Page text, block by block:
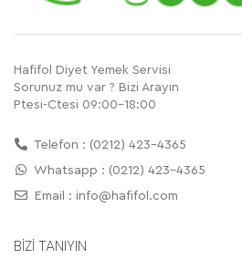
Hafifol Diyet Yemek Servisi
Sorunuz mu var ? Bizi Arayın
Ptesi-Ctesi 09:00-18:00
Telefon : (0212) 423-4365
Whatsapp : (0212) 423-4365
Email : info@hafifol.com
BİZİ TANIYIN